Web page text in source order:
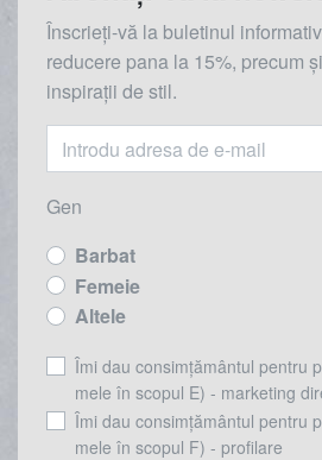
Înscrieți-vă la buletinul
reducere pana la 15%, precum
inspirații de stil.
Gen
Barbat
Femeie
Altele
Îmi dau consimțământul pentru
mele în scopul E) - marketing
Îmi dau consimțământul pentru
mele în scopul F) - profilare